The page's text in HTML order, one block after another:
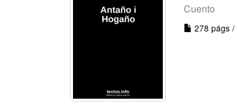
Cuento
278 págs /